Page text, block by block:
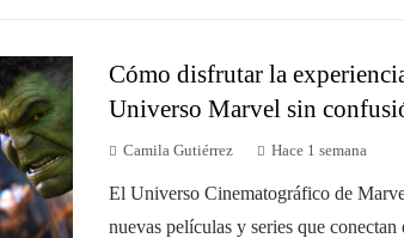
Cómo disfrutar la
Universo Marvel sin
Camila Gutiérrez Hace 1 semana
El Universo Cinematográfico de
nuevas películas y series que conectan